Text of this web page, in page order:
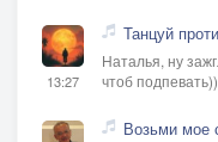
13:27
Танцуй
Наталья, ну
чтоб подпевать))
Возьми мое